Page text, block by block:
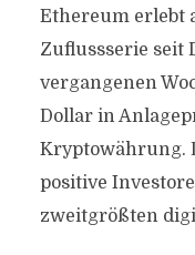
Ethereum erlebt
Zuflussserie seit
vergangenen
Dollar in
Kryptowährung.
positive
zweitgrößten